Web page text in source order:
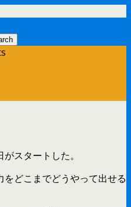
スタートした。
どこまでどうやって出せる